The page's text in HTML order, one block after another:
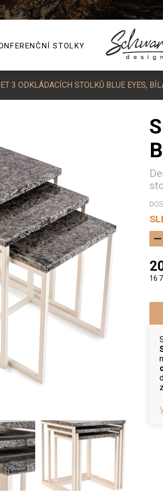
STOLKY
3 ODKLÁDACÍCH STOLKŮ BLUE EYES,
16